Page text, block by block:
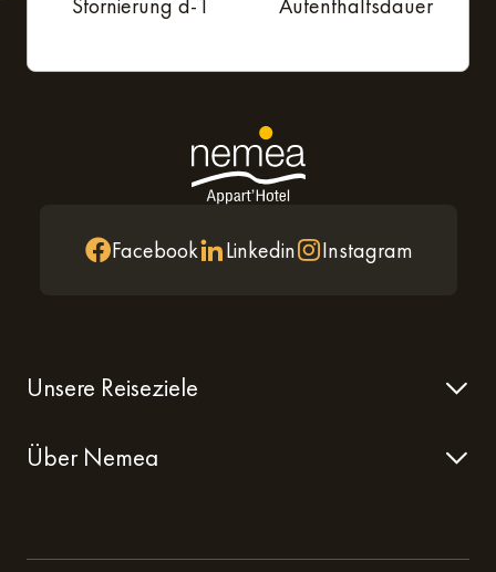
Stornierung d-1
Aufenthaltsdauer
Facebook Linkedin Instagram
Unsere Reiseziele
Über Nemea